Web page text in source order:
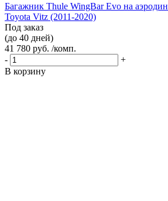
Багажник Thule WingBar Evo на
Toyota Vitz (2011-2020)
Под заказ
(до 40 дней)
41 780 руб. /комп.
-
+
В корзину